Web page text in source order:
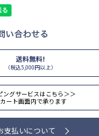
送料無料!
（税込5,000円以上）
ングサービスはこちら＞＞
ート画面内で承ります
支払いについて